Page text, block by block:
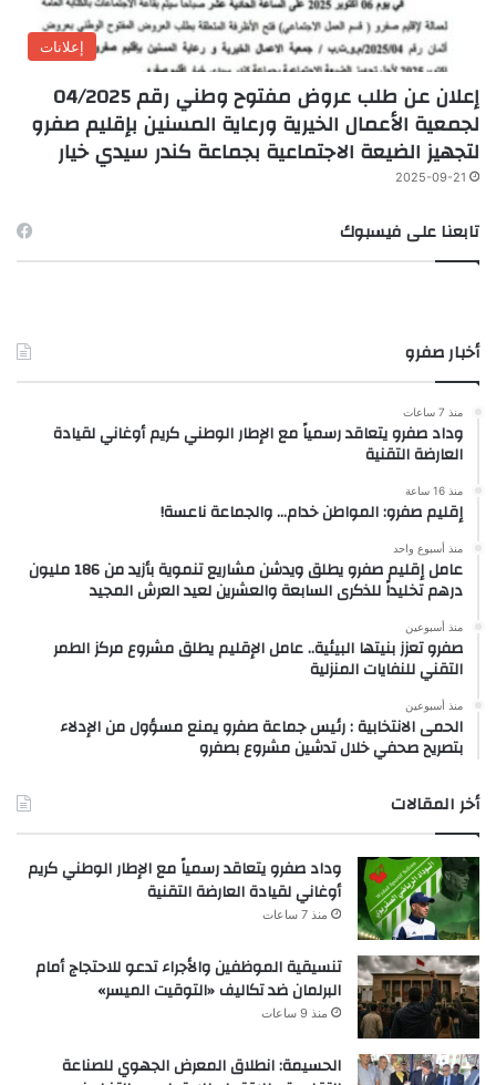
إعلانات
إعلان عن طلب عروض مفتوح وطني رقم 04/2025
لجمعية الأعمال الخيرية ورعاية المسنين بإقليم صفرو
لتجهيز الضيعة الاجتماعية بجماعة كندر سيدي خيار
2025-09-21
تابعنا على فيسبوك
أخبار صفرو
منذ 7 ساعات
وداد صفرو يتعاقد رسمياً مع الإطار الوطني كريم أوغاني لقيادة
العارضة التقنية
منذ 16 ساعة
إقليم صفرو: المواطن خدام… والجماعة ناعسة!
منذ أسبوع واحد
عامل إقليم صفرو يطلق ويدشن مشاريع تنموية بأزيد من 186 مليون
درهم تخليداً للذكرى السابعة والعشرين لعيد العرش المجيد
منذ أسبوعين
صفرو تعزز بنيتها البيئية.. عامل الإقليم يطلق مشروع مركز الطمر
التقني للنفايات المنزلية
منذ أسبوعين
الحمى الانتخابية : رئيس جماعة صفرو يمنع مسؤول من الإدلاء
بتصريح صحفي خلال تدشين مشروع بصفرو
أخر المقالات
وداد صفرو يتعاقد رسمياً مع الإطار الوطني كريم
أوغاني لقيادة العارضة التقنية
منذ 7 ساعات
تنسيقية الموظفين والأجراء تدعو للاحتجاج أمام
البرلمان ضد تكاليف «التوقيت الميسر»
منذ 9 ساعات
الحسيمة: انطلاق المعرض الجهوي للصناعة